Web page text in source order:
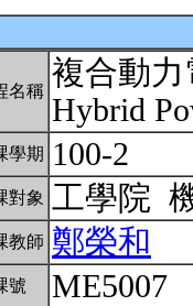
名稱 複合動
Hybrid
學期 100-2
對象 工學院
教師 鄭榮和
號 ME5007